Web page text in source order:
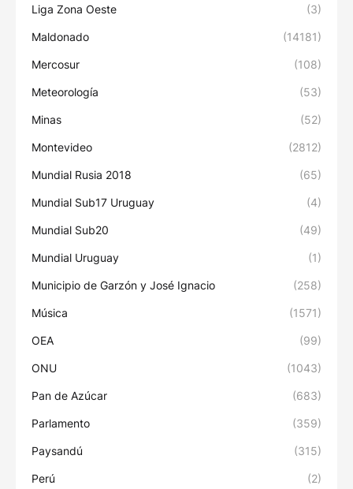
Liga Zona Oeste (3)
Maldonado (14181)
Mercosur (108)
Meteorología (53)
Minas (52)
Montevideo (2812)
Mundial Rusia 2018 (65)
Mundial Sub17 Uruguay (4)
Mundial Sub20 (49)
Mundial Uruguay (1)
Municipio de Garzón y José Ignacio (258)
Música (1571)
OEA (99)
ONU (1043)
Pan de Azúcar (683)
Parlamento (359)
Paysandú (315)
Perú (2)